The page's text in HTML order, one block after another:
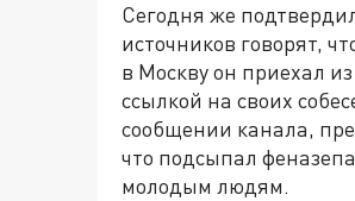
Сегодня же
источников говорят,
в Москву он приехал
ссылкой на своих
сообщении канала,
что подсыпал
молодым людям.